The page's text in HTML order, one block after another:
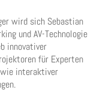
wird sich Sebastian
und AV-Technologie
innovativer
für Experten
interaktiver